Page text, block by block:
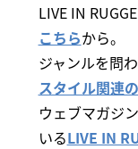
LIVE IN
こちらから。
ジャンルを問
スタイル関連
ウェブマガジ
いるLIVE IN